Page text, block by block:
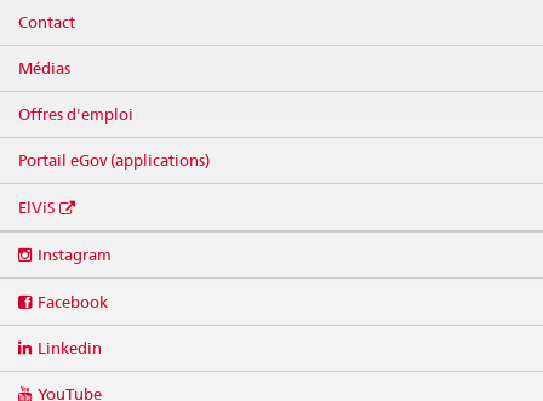
Contact
Médias
Offres d'emploi
Portail eGov (applications)
ElViS
media
Instagram
Facebook
Linkedin
YouTube